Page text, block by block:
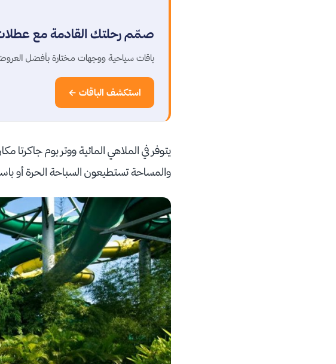
صمّم رحلتك القادمة مع
باقات سياحية ووجهات مختارة بأفضل
استكشف الباقات ←
يتوفر في الملاهي المائية ووتر بوم
والمساحة تستطيعون السباحة الحرة أو